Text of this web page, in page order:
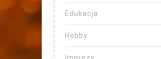
Edukacja
Hobby